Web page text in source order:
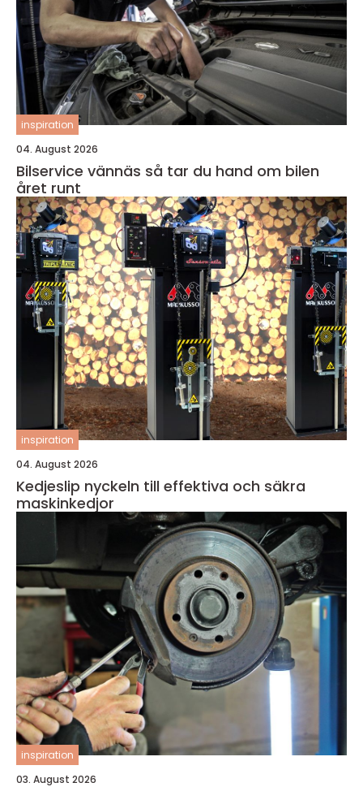
inspiration
04. August 2026
Bilservice vännäs så tar du hand om bilen
året runt
inspiration
04. August 2026
Kedjeslip nyckeln till effektiva och säkra
maskinkedjor
inspiration
03. August 2026